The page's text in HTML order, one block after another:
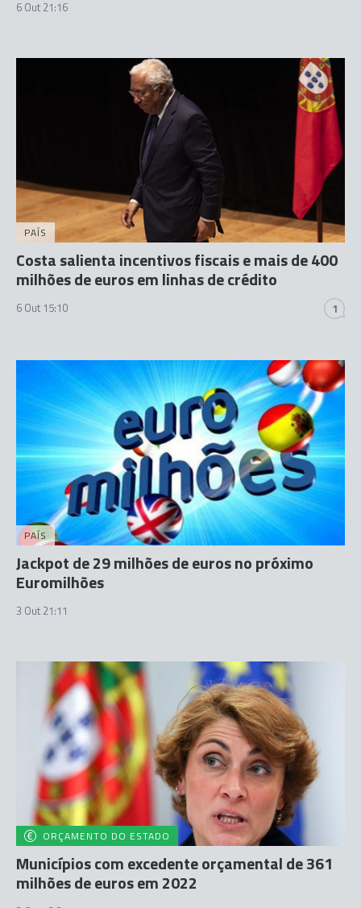
6 Out 21:16
PAÍS
Costa salienta incentivos fiscais e mais de 400
milhões de euros em linhas de crédito
6 Out 15:10 1
PAÍS
Jackpot de 29 milhões de euros no próximo
Euromilhões
3 Out 21:11
ORÇAMENTO DO ESTADO
Municípios com excedente orçamental de 361
milhões de euros em 2022